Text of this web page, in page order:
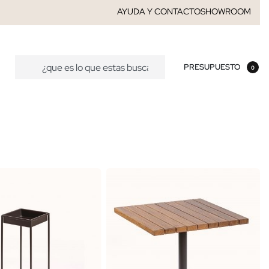
AYUDA Y CONTACTOSHOWROOM
PRESUPUESTO 0